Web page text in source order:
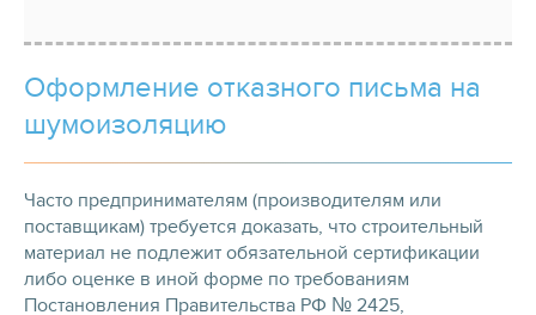
Оформление отказного письма на
шумоизоляцию
Часто предпринимателям (производителям или
поставщикам) требуется доказать, что строительный
материал не подлежит обязательной сертификации
либо оценке в иной форме по требованиям
Постановления Правительства РФ № 2425,